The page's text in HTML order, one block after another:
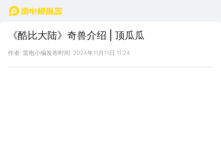
首页
《酷比大陆》奇兽介绍 | 顶瓜瓜
作者: 雷电小编发布时间: 2024年11月11日 11:24